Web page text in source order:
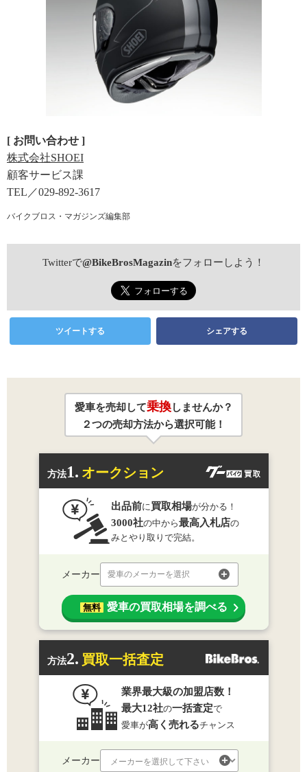
[ お問い合わせ ]
株式会社SHOEI
顧客サービス課
TEL／029-892-3617
バイクブロス・マガジンズ編集部
Twitterで@BikeBrosMagazinをフォローしよう！
ツイートする シェアする
愛車を売却して乗換しませんか？
２つの売却方法から選択可能！
方法1. オークション
出品前に買取相場が分かる！
3000社の中から最高入札店の
みとやり取りで完結。
メーカー 愛車のメーカーを選択
無料 愛車の買取相場を調べる
方法2. 買取一括査定
業界最大級の加盟店数！
最大12社の一括査定で
愛車が高く売れるチャンス
メーカー